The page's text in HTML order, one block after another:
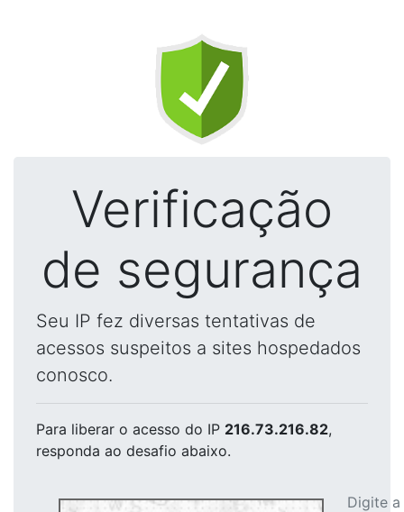
Verificação
de segurança
Seu IP fez diversas tentativas de
acessos suspeitos a sites hospedados
conosco.
Para liberar o acesso do IP 216.73.216.82,
responda ao desafio abaixo.
Digite